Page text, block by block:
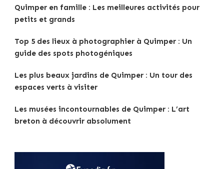
Quimper en famille : Les meilleures activités pour
petits et grands
Top 5 des lieux à photographier à Quimper : Un
guide des spots photogéniques
Les plus beaux jardins de Quimper : Un tour des
espaces verts à visiter
Les musées incontournables de Quimper : L’art
breton à découvrir absolument